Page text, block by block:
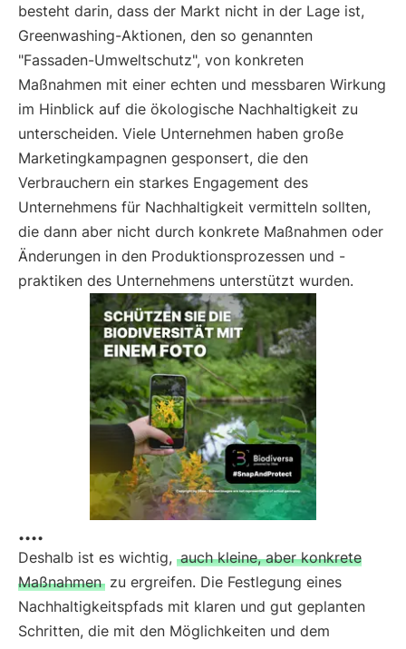
besteht darin, dass der Markt nicht in der Lage ist,
Greenwashing-Aktionen, den so genannten
"Fassaden-Umweltschutz", von konkreten
Maßnahmen mit einer echten und messbaren Wirkung
im Hinblick auf die ökologische Nachhaltigkeit zu
unterscheiden. Viele Unternehmen haben große
Marketingkampagnen gesponsert, die den
Verbrauchern ein starkes Engagement des
Unternehmens für Nachhaltigkeit vermitteln sollten,
die dann aber nicht durch konkrete Maßnahmen oder
Änderungen in den Produktionsprozessen und -
praktiken des Unternehmens unterstützt wurden.
....
Deshalb ist es wichtig, auch kleine, aber konkrete
Maßnahmen zu ergreifen. Die Festlegung eines
Nachhaltigkeitspfads mit klaren und gut geplanten
Schritten, die mit den Möglichkeiten und dem